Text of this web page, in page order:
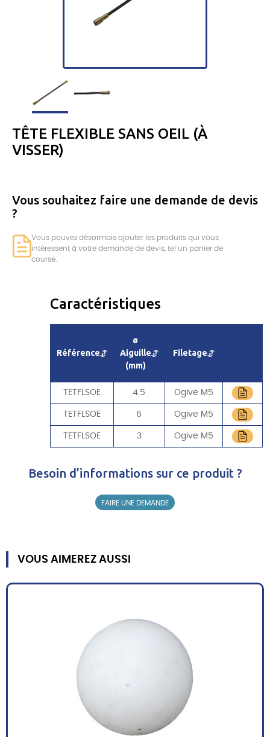
TÊTE FLEXIBLE SANS OEIL (À
VISSER)
Vous souhaitez faire une demande de devis
?
Vous pouvez désormais ajouter les produits qui vous
intéressent à votre demande de devis, tel un panier de
course.
Caractéristiques
Référence
ø
Aiguille
(mm)
Filetage
TETFLSOE 4.5 Ogive M5
TETFLSOE 6 Ogive M5
TETFLSOE 3 Ogive M5
Besoin d’informations sur ce produit ?
FAIRE UNE DEMANDE
VOUS AIMEREZ AUSSI